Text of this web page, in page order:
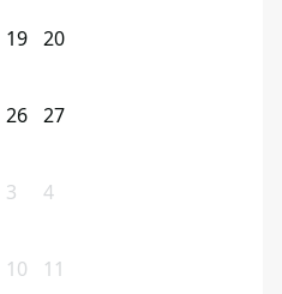
19 20
26 27
3 4
10 11